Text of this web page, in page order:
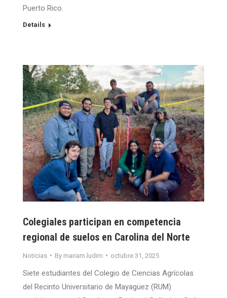
Puerto Rico.
Details
Colegiales participan en competencia
regional de suelos en Carolina del Norte
Noticias By mariam.ludim octubre 31, 2025
Siete estudiantes del Colegio de Ciencias Agrícolas
del Recinto Universitario de Mayagüez (RUM)